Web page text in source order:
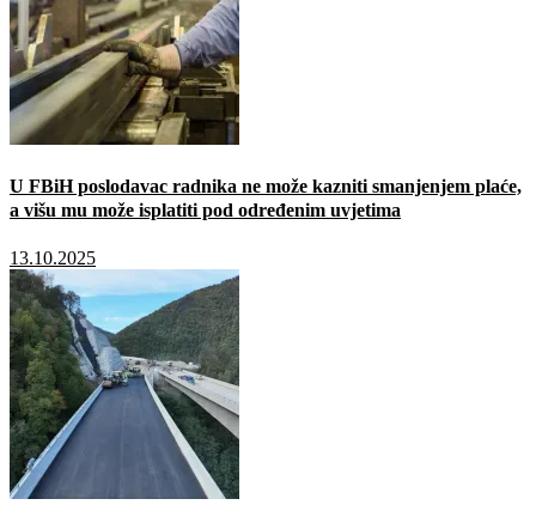
U FBiH poslodavac radnika ne može kazniti smanjenjem plaće,
a višu mu može isplatiti pod određenim uvjetima
13.10.2025